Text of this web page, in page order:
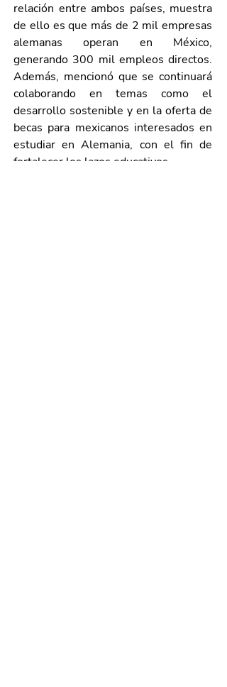
relación entre ambos países, muestra
de ello es que más de 2 mil empresas
alemanas operan en México,
generando 300 mil empleos directos.
Además, mencionó que se continuará
colaborando en temas como el
desarrollo sostenible y en la oferta de
becas para mexicanos interesados en
estudiar en Alemania, con el fin de
fortalecer los lazos educativos.